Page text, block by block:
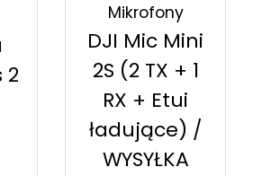
2
Mikrofony
DJI Mic Mini
2S (2 TX + 1
RX + Etui
ładujące) /
WYSYŁKA